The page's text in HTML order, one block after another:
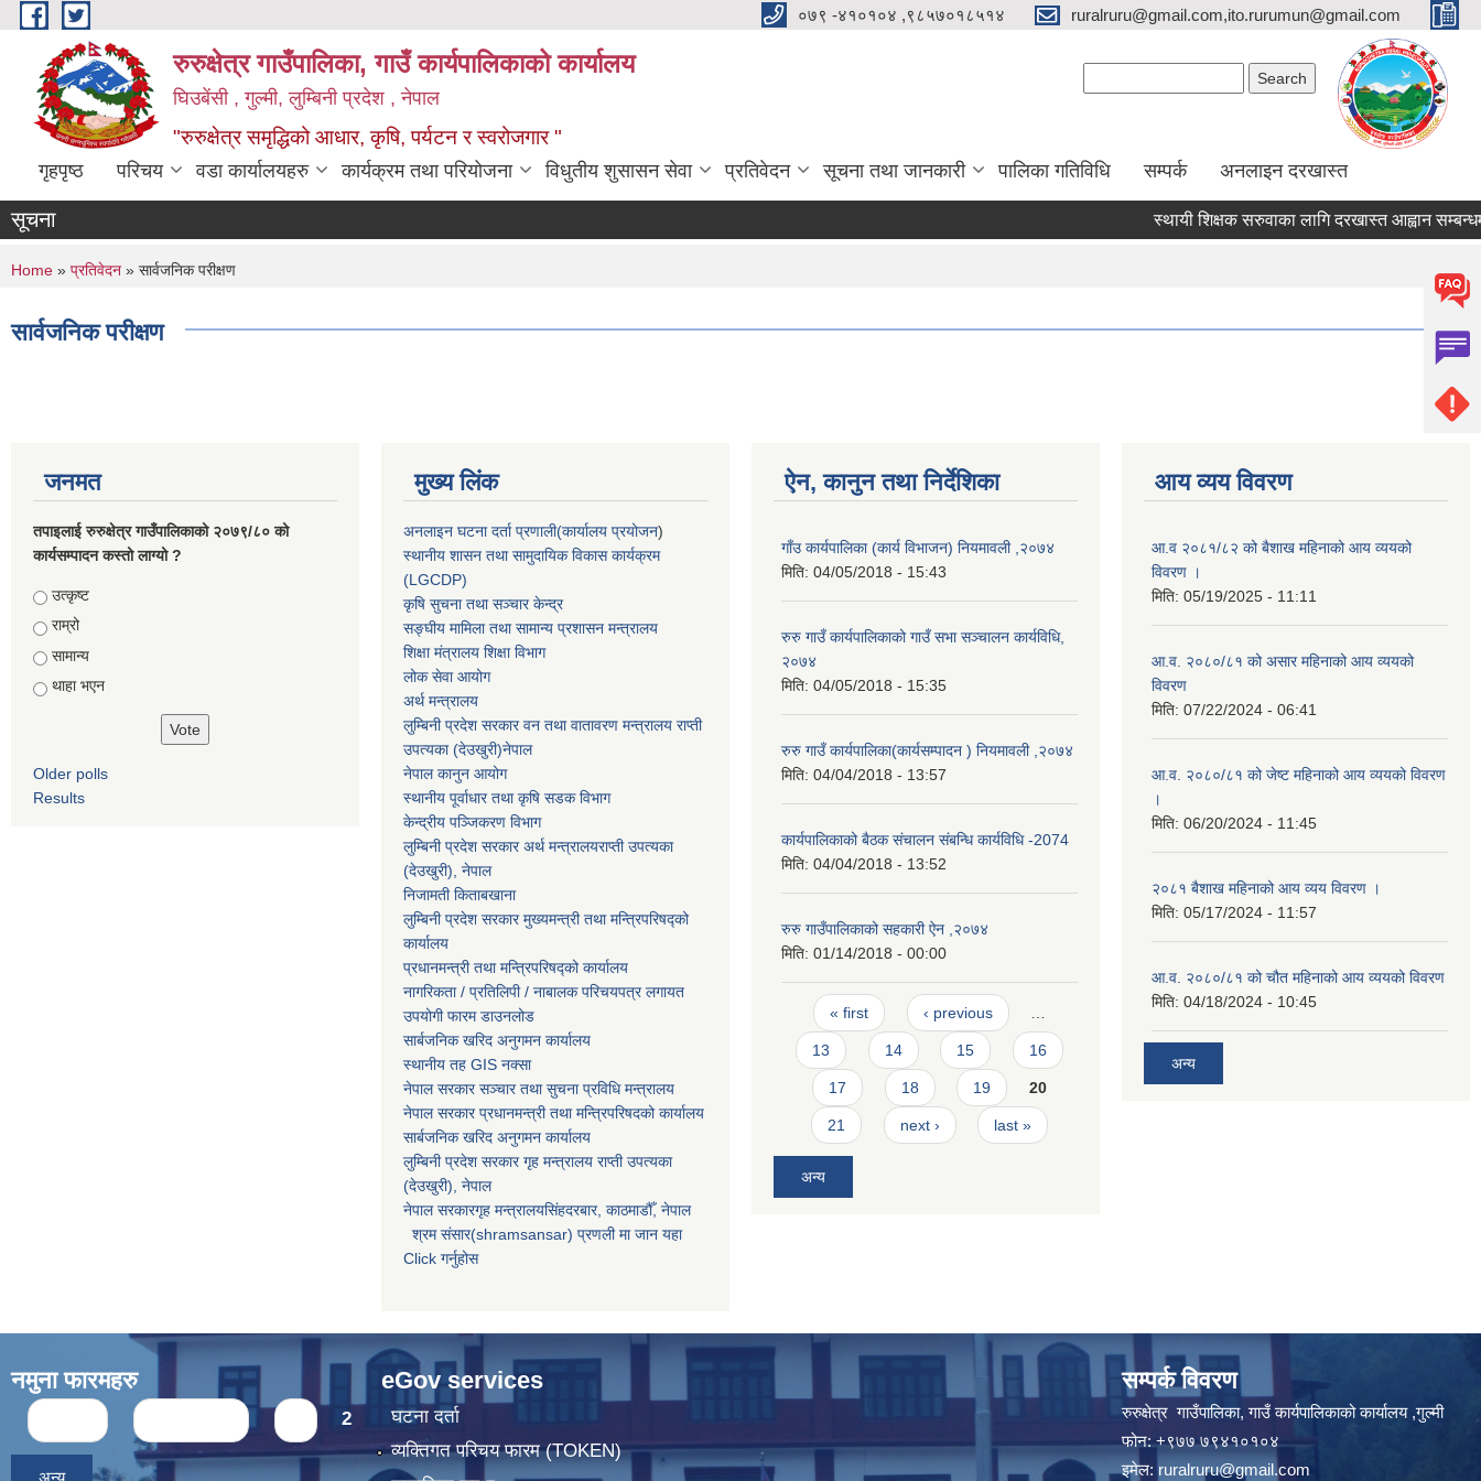
Skip to main content ०७९ -४१०१०४ ,९८५७०१८५१४ ruralruru@gmail.com,ito.rurumun@gmail.com
रुरुक्षेत्र गाउँपालिका, गाउँ कार्यपालिकाको कार्यालय
घिउबेंसी , गुल्मी, लुम्बिनी प्रदेश , नेपाल
"रुरुक्षेत्र समृद्धिको आधार, कृषि, पर्यटन र स्वरोजगार "
गृहपृष्ठ परिचय वडा कार्यालयहरु कार्यक्रम तथा परियोजना विधुतीय शुसासन सेवा प्रतिवेदन सूचना तथा जानकारी पालिका गतिविधि सम्पर्क अनलाइन दरखास्त
सूचना स्थायी शिक्षक सरुवाका लागि दरखास्त आह्वान सम्बन्धमा।
You are here
Home » प्रतिवेदन » सार्वजनिक परीक्षण
सार्वजनिक परीक्षण
जनमत
तपाइलाई रुरुक्षेत्र गाउँपालिकाको २०७९/८० को
कार्यसम्पादन कस्तो लाग्यो ?
Choices
उत्कृष्ट
राम्रो
सामान्य
थाहा भएन
Older polls
Results
मुख्य लिंक
अनलाइन घटना दर्ता प्रणाली(कार्यालय प्रयोजन)
स्थानीय शासन तथा सामुदायिक विकास कार्यक्रम
(LGCDP)
कृषि सुचना तथा सञ्चार केन्द्र
सङ्घीय मामिला तथा सामान्य प्रशासन मन्त्रालय
शिक्षा मंत्रालय शिक्षा विभाग
लोक सेवा आयोग
अर्थ मन्त्रालय
लुम्बिनी प्रदेश सरकार वन तथा वातावरण मन्त्रालय राप्ती
उपत्यका (देउखुरी)नेपाल
नेपाल कानुन आयोग
स्थानीय पूर्वाधार तथा कृषि सडक विभाग
केन्द्रीय पञ्जिकरण विभाग
लुम्बिनी प्रदेश सरकार अर्थ मन्त्रालयराप्ती उपत्यका
(देउखुरी), नेपाल
निजामती किताबखाना
लुम्बिनी प्रदेश सरकार मुख्यमन्त्री तथा मन्त्रिपरिषद्को
कार्यालय
प्रधानमन्त्री तथा मन्त्रिपरिषद्को कार्यालय
नागरिकता / प्रतिलिपी / नाबालक परिचयपत्र लगायत
उपयोगी फारम डाउनलोड
सार्बजनिक खरिद अनुगमन कार्यालय
स्थानीय तह GIS नक्सा
नेपाल सरकारसञ्चार तथा सुचना प्रविधि मन्त्रालय
नेपाल सरकार प्रधानमन्त्री तथा मन्त्रिपरिषदको कार्यालय
सार्बजनिक खरिद अनुगमन कार्यालय
लुम्बिनी प्रदेश सरकार गृह मन्त्रालय राप्ती उपत्यका
(देउखुरी), नेपाल
नेपाल सरकारगृह मन्त्रालयसिंहदरबार, काठमाडौँ, नेपाल
श्रम संसार(shramsansar) प्रणली मा जान यहा
Click गर्नुहोस
ऐन, कानुन तथा निर्देशिका
गाँउ कार्यपालिका (कार्य विभाजन) नियमावली ,२०७४
मिति: 04/05/2018 - 15:43
रुरु गाउँ कार्यपालिकाको गाउँ सभा सञ्चालन कार्यविधि,
२०७४
मिति: 04/05/2018 - 15:35
रुरु गाउँ कार्यपालिका(कार्यसम्पादन ) नियमावली ,२०७४
मिति: 04/04/2018 - 13:57
कार्यपालिकाको बैठक संचालन संबन्धि कार्यविधि -2074
मिति: 04/04/2018 - 13:52
रुरु गाउँपालिकाको सहकारी ऐन ,२०७४
मिति: 01/14/2018 - 00:00
Pages
« first ‹ previous
13 14 15 16
17 18 19 20
21 next › last »
अन्य
आय व्यय विवरण
आ.व २०८१/८२ को बैशाख महिनाको आय व्ययको
विवरण ।
मिति: 05/19/2025 - 11:11
आ.व. २०८०/८१ को असार महिनाको आय व्ययको
विवरण
मिति: 07/22/2024 - 06:41
आ.व. २०८०/८१ को जेष्ट महिनाको आय व्ययको विवरण
।
मिति: 06/20/2024 - 11:45
२०८१ बैशाख महिनाको आय व्यय विवरण ।
मिति: 05/17/2024 - 11:57
आ.व. २०८०/८१ को चौत महिनाको आय व्ययको विवरण
मिति: 04/18/2024 - 10:45
अन्य
नमुना फारमहरु
Pages 2
अन्य
eGov services
घटना दर्ता
व्यक्तिगत परिचय फारम (TOKEN)
सम्पर्क विवरण
रुरुक्षेत्र गाउँपालिका, गाउँ कार्यपालिकाको कार्यालय ,गुल्मी
फोन: +९७७ ७९४१०१०४
इमेल: ruralruru@gmail.com